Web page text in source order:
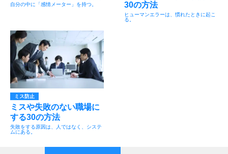
自分の中に「感情メーター」を持つ。
30の方法
ヒューマンエラーは、慣れたときに起こ
る。
ミス防止
ミスや失敗のない職場に
する30の方法
失敗をする原因は、人ではなく、システ
ムにある。